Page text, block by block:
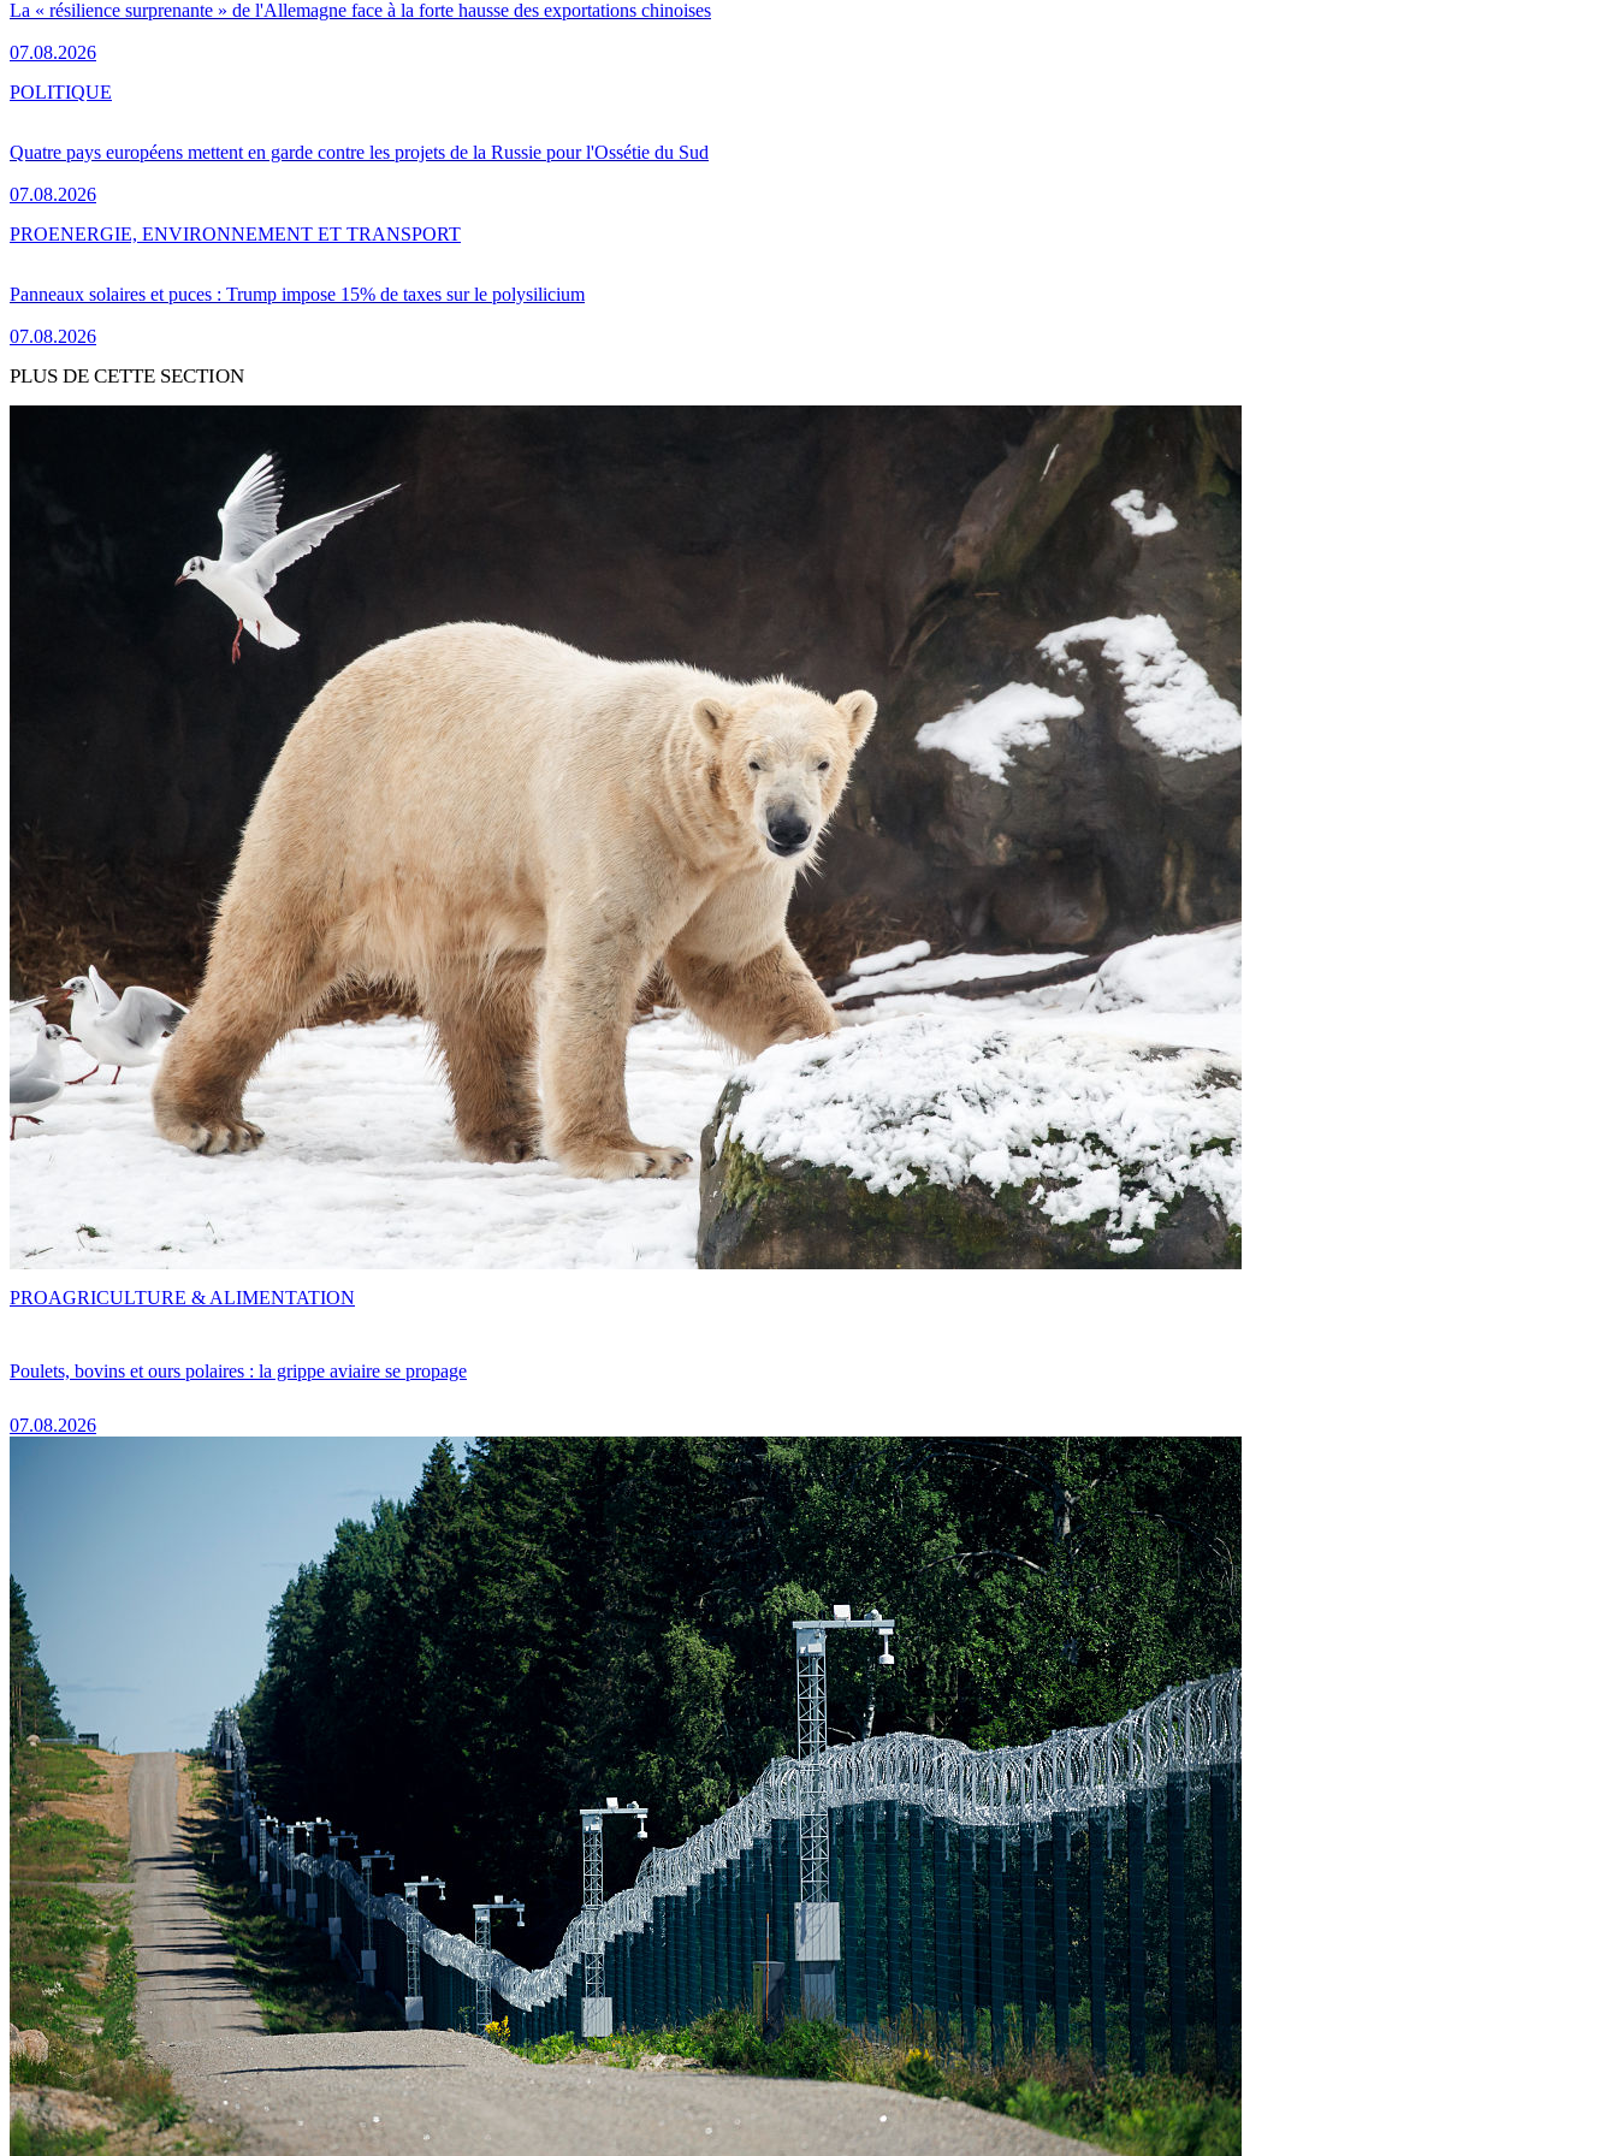
La « résilience surprenante » de l'Allemagne face à la forte hausse des exportations chinoises
07.08.2026
Quatre pays européens mettent en garde contre les projets de la Russie pour l'Ossétie du Sud
07.08.2026
POLITIQUE
Panneaux solaires et puces : Trump impose 15% de taxes sur le polysilicium
07.08.2026
PROENERGIE, ENVIRONNEMENT ET TRANSPORT
PLUS DE CETTE SECTION
Poulets, bovins et ours polaires : la grippe aviaire se propage
07.08.2026
PROAGRICULTURE & ALIMENTATION